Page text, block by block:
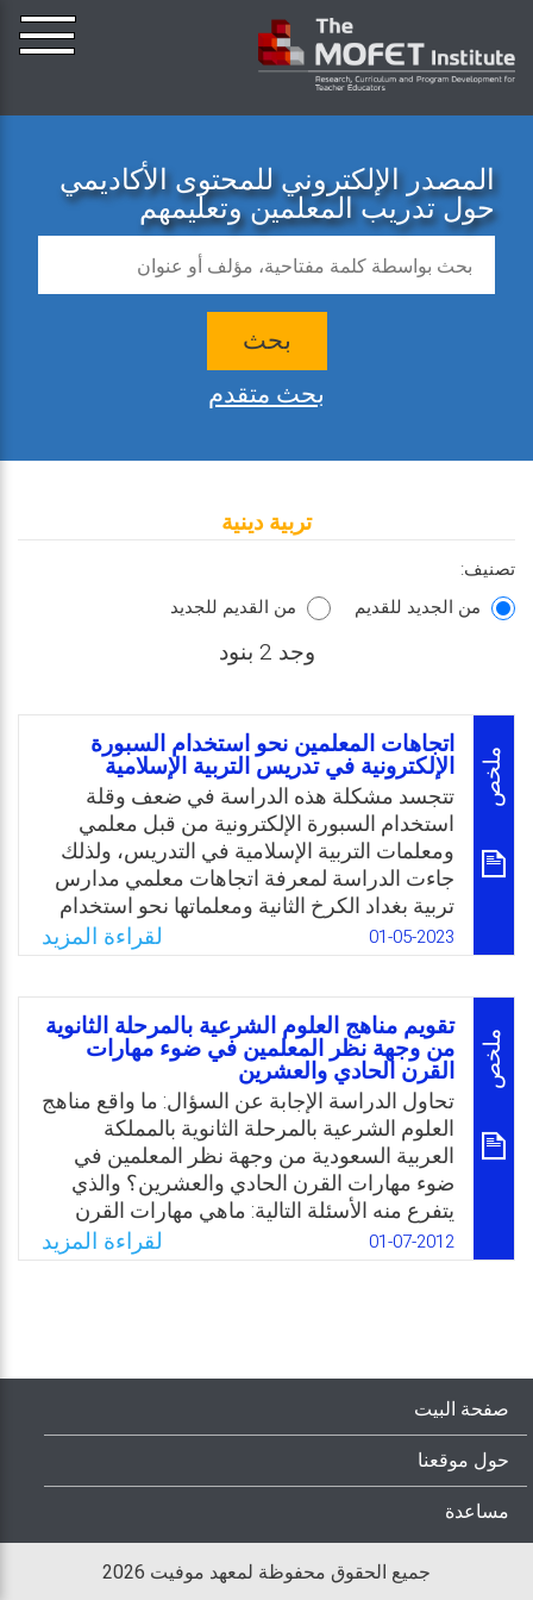
المصدر الإلكتروني للمحتوى الأكاديمي
حول تدريب المعلمين وتعليمهم
بحث
بحث متقدم
تربية دينية
تصنيف:
من الجديد للقديم
من القديم للجديد
وجد 2 بنود
ملخص
اتجاهات المعلمين نحو استخدام السبورة
الإلكترونية في تدريس التربية الإسلامية
تتجسد مشكلة هذه الدراسة في ضعف وقلة
استخدام السبورة الإلكترونية من قبل معلمي
ومعلمات التربية الإسلامية في التدريس، ولذلك
جاءت الدراسة لمعرفة اتجاهات معلمي مدارس
تربية بغداد الكرخ الثانية ومعلماتها نحو استخدام
السبورة الإلكترونية في تدريس مادة التربية
الإسلامية، وبشكل موجز تحاول هذه الدراسة
الإجابة عن التساؤل الرئيس التالي: ماهي
اتجاهات المعلمين نحو استخدام السبورة
الإلكترونية في تدريس التربية الإسلامية في
العراق من وجهة نظرهم؟
WhatsApp
Facebook
Twitter
Email
01-05-2023 لقراءة المزيد
ملخص
تقويم مناهج العلوم الشرعية بالمرحلة الثانوية
من وجهة نظر المعلمين في ضوء مهارات
القرن الحادي والعشرين
تحاول الدراسة الإجابة عن السؤال: ما واقع مناهج
العلوم الشرعية بالمرحلة الثانوية بالمملكة
العربية السعودية من وجهة نظر المعلمين في
ضوء مهارات القرن الحادي والعشرين؟ والذي
يتفرع منه الأسئلة التالية: ماهي مهارات القرن
الحادي والعشرين والتي ينبغي توافرها في مناهج
العلوم الشرعية؟ وما متطلبات تنميتها؟ وما هو
المعلمين؟
WhatsApp
Facebook
Twitter
Email
01-07-2012 لقراءة المزيد
صفحة البيت
حول موقعنا
مساعدة
جميع الحقوق محفوظة لمعهد موفيت 2026